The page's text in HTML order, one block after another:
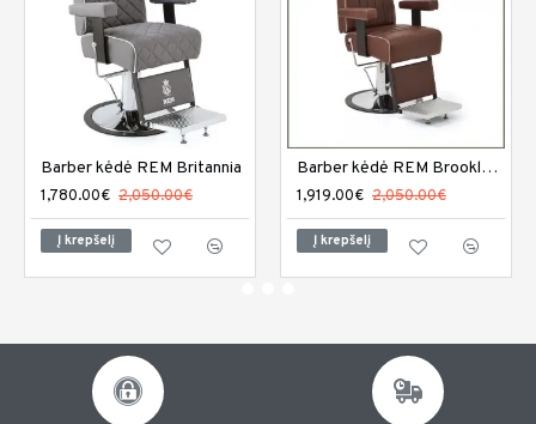
Barber kėdė REM Britannia
1,780.00€ 2,050.00€
Į krepšelį
Barber kėdė REM Brookland
1,919.00€ 2,050.00€
Į krepšelį